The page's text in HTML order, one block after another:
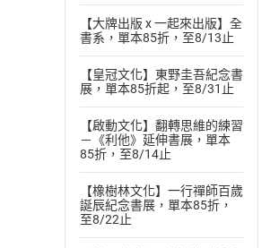
【大牌出版 x 一起來出版】全
書系，單本85折，至8/13止
【皇冠文化】東野圭吾紀念書
展，單本85折起，至8/31止
【啟動文化】翻轉思維的練習
－《利他》延伸書展，單本
85折，至8/14止
【橡樹林文化】一行禪師百歲
誕辰紀念書展，單本85折，
至8/22止